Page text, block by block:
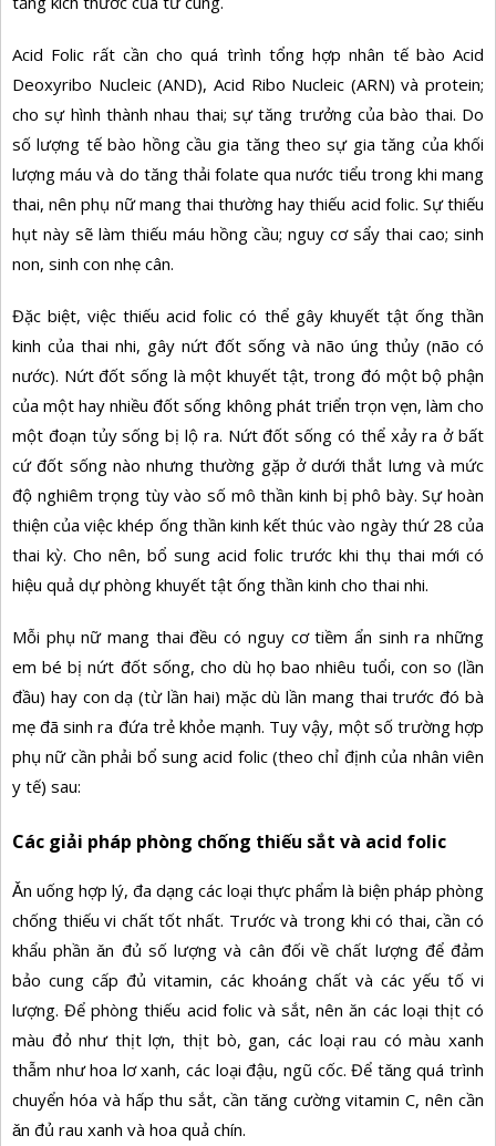
Acid Folic rất cần cho quá trình tổng hợp nhân tế bào Acid
Deoxyribo Nucleic (AND), Acid Ribo Nucleic (ARN) và protein;
cho sự hình thành nhau thai; sự tăng trưởng của bào thai. Do
số lượng tế bào hồng cầu gia tăng theo sự gia tăng của khối
lượng máu và do tăng thải folate qua nước tiểu trong khi mang
thai, nên phụ nữ mang thai thường hay thiếu acid folic. Sự thiếu
hụt này sẽ làm thiếu máu hồng cầu; nguy cơ sẩy thai cao; sinh
non, sinh con nhẹ cân.
Đặc biệt, việc thiếu acid folic có thể gây khuyết tật ống thần
kinh của thai nhi, gây nứt đốt sống và não úng thủy (não có
nước). Nứt đốt sống là một khuyết tật, trong đó một bộ phận
của một hay nhiều đốt sống không phát triển trọn vẹn, làm cho
một đoạn tủy sống bị lộ ra. Nứt đốt sống có thể xảy ra ở bất
cứ đốt sống nào nhưng thường gặp ở dưới thắt lưng và mức
độ nghiêm trọng tùy vào số mô thần kinh bị phô bày. Sự hoàn
thiện của việc khép ống thần kinh kết thúc vào ngày thứ 28 của
thai kỳ. Cho nên, bổ sung acid folic trước khi thụ thai mới có
hiệu quả dự phòng khuyết tật ống thần kinh cho thai nhi.
Mỗi phụ nữ mang thai đều có nguy cơ tiềm ẩn sinh ra những
em bé bị nứt đốt sống, cho dù họ bao nhiêu tuổi, con so (lần
đầu) hay con dạ (từ lần hai) mặc dù lần mang thai trước đó bà
mẹ đã sinh ra đứa trẻ khỏe mạnh. Tuy vậy, một số trường hợp
phụ nữ cần phải bổ sung acid folic (theo chỉ định của nhân viên
y tế) sau:
Các giải pháp phòng chống thiếu sắt và acid folic
Ǎn uống hợp lý, đa dạng các loại thực phẩm là biện pháp phòng
chống thiếu vi chất tốt nhất. Trước và trong khi có thai, cần có
khẩu phần ǎn đủ số lượng và cân đối về chất lượng để đảm
bảo cung cấp đủ vitamin, các khoáng chất và các yếu tố vi
lượng. Để phòng thiếu acid folic và sắt, nên ăn các loại thịt có
màu đỏ như thịt lợn, thịt bò, gan, các loại rau có màu xanh
thẫm như hoa lơ xanh, các loại đậu, ngũ cốc. Để tǎng quá trình
chuyển hóa và hấp thu sắt, cần tǎng cường vitamin C, nên cần
ǎn đủ rau xanh và hoa quả chín.